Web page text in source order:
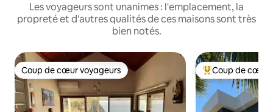
Les voyageurs sont unanimes : l'emplacement, la
propreté et d'autres qualités de ces maisons sont très
bien notés.
Coup de cœur voyageurs
Coup de cœur voyageurs Coup de cœur
Coup de cœur